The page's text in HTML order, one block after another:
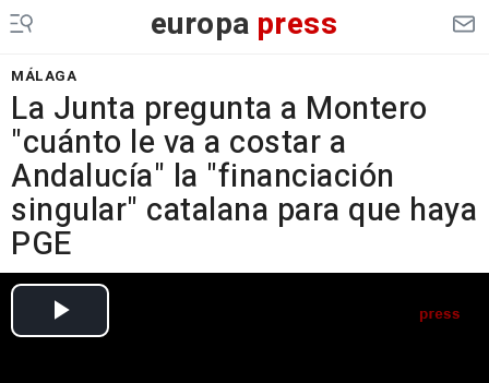
europa press
MÁLAGA
La Junta pregunta a Montero
"cuánto le va a costar a
Andalucía" la "financiación
singular" catalana para que haya
PGE